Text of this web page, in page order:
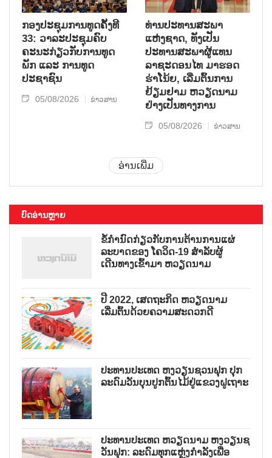
ກອງປະຊຸມການທູດຄັ້ງທີ
33: ວາລະປະຊຸມຄົບ
ຄະນະກ່ຽວກັບການທູດ
ພັກ ແລະ ການທູດ
ປະຊາຊົນ
05/08/2026 ຂ່າວສານ
ທ່ານປະທານສະພາ
ແຫ່ງຊາດ, ທັງເປັນ
ປະທານສະພາຜູ້ແທນ
ລາຊະດອນໄທ ມາຮອດ
ຮ່າໂນ້ຍ, ເລີ່ມຕົ້ນການ
ຢ້ຽມຢາມ ຫວຽດນາມ
ຢ່າງເປັນທາງການ
05/08/2026 ຂ່າວສານ
ອ່ານເພີ່ມ
ບົດອ່ານຫຼາຍ
ຂໍ້ກຳນົດກ່ຽວກັບການຕ້ານການແຜ່
ລະບາດຂອງ ໂຄວິດ-19 ສຳລັບຜູ້
ເດີນທາງເຂົ້າມາ ຫວຽດນາມ
ປີ 2022, ເສດຖະກິດ ຫວຽດນາມ
ເລີ່ມຕົ້ນດ້ວຍຄວາມສະດວກດີ
ປະທານປະເທດ ຫງວຽນຊວນຟຸກ ປຸກ
ລະດົມວັນບຸນປູກຕົ້ນໄມ້ຢູ່ແຂວງຝູເຖາະ
ປະທານປະເທດ ຫວຽດນາມ ຫງວຽນຊ
ວັນຟຸກ: ລະດົມທຸກແຫຼ່ງກຳລັງເພື່ອ